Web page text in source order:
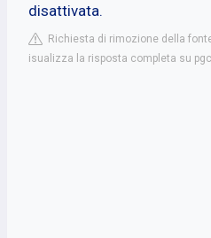
disattivata.
Richiesta di rimozione della
isualizza la risposta completa su